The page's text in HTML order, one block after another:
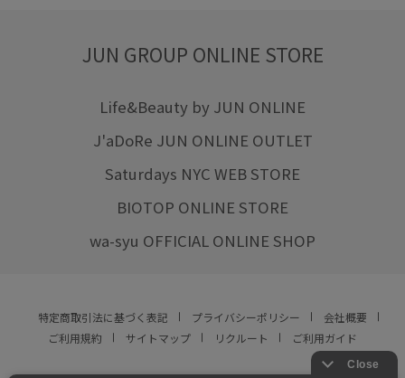
JUN GROUP ONLINE STORE
Life&Beauty by JUN ONLINE
J'aDoRe JUN ONLINE OUTLET
Saturdays NYC WEB STORE
BIOTOP ONLINE STORE
wa-syu OFFICIAL ONLINE SHOP
特定商取引法に基づく表記 プライバシーポリシー
会社概要
ご利用規約
サイトマップ リクルート ご利用ガイド